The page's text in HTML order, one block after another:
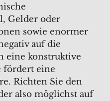
Gelder oder
sowie enormer
auf die
eine konstruktive
fördert eine
Richten Sie den
also möglichst auf